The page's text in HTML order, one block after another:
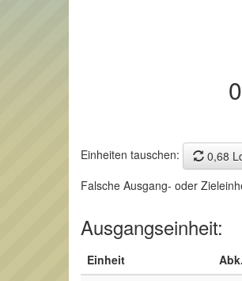
Einheiten tauschen:
0,68
Falsche Ausgang- oder
Ausgangseinheit:
Einheit
Abk.